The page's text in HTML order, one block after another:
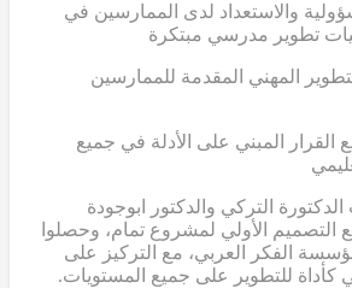
والاستعداد لدى الممارسين في
تطوير مدرسي مبتكرة
المهني المقدمة للممارسين
القرار المبني على الأدلة في جميع
قامت الدكتورة التركي والدكتور ابوجودة
التصميم الأولي لمشروع تمام، وحصلوا
الفكر العربي، مع التركيز على
كأداة للتطوير على جميع المستويات.